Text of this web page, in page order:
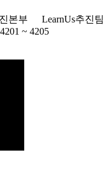
부 LearnUs추진팀
~ 4205